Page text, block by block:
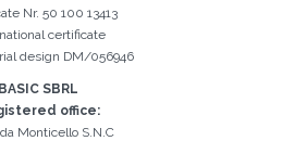
Feld ist erforderlich
Feld ist erforderlich
Feld ist erforderlich
Feld ist erforderlich
Feld ist erforderlich
Feld ist erforderlich
Mail-Adresse eingegebenzu akzeptieren
Aktivieren Sie Ihr E-Mail-
mit der Aktivierung fortzufahren
Fehler ist leider aufgetreten:
Nr. 50 100 13413
certificate
design DM/056946
BASIC SBRL
office:
Monticello S.N.C